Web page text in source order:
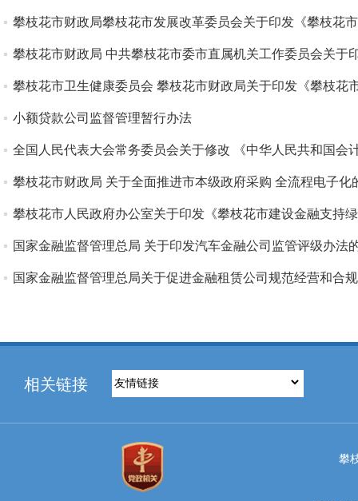
攀枝花市财政局攀枝花市发展改革委员会关于印发《攀枝花
攀枝花市财政局 中共攀枝花市委市直属机关工作委员会关于
攀枝花市卫生健康委员会 攀枝花市财政局关于印发《攀枝花
小额贷款公司监督管理暂行办法
全国人民代表大会常务委员会关于修改 《中华人民共和国会
攀枝花市财政局 关于全面推进市本级政府采购 全流程电子化
攀枝花市人民政府办公室关于印发《攀枝花市建设金融支持
国家金融监督管理总局 关于印发汽车金融公司监管评级办法
国家金融监督管理总局关于促进金融租赁公司规范经营和合
相关链接
攀